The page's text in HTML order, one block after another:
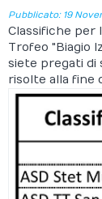
Pubblicato: 19
Classifiche per
Trofeo "Biagio
siete pregati di
risolte alla fine